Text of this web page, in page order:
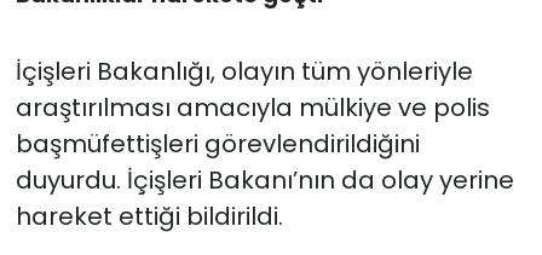
İçişleri Bakanlığı, olayın tüm yönleriyle
araştırılması amacıyla mülkiye ve polis
başmüfettişleri görevlendirildiğini
duyurdu. İçişleri Bakanı’nın da olay yerine
hareket ettiği bildirildi.